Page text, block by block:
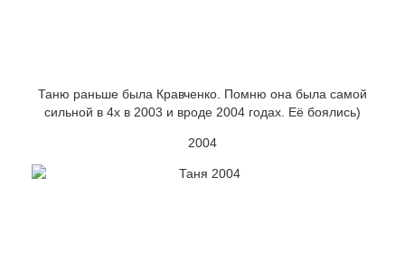
Таню раньше была Кравченко. Помню она была самой
сильной в 4х в 2003 и вроде 2004 годах. Её боялись)
2004